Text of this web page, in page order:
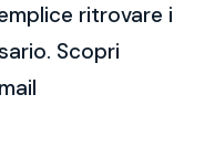
ritrovare i
Scopri